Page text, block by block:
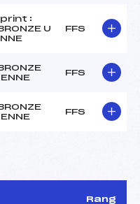
:
U
FFS
FFS
FFS
Rang